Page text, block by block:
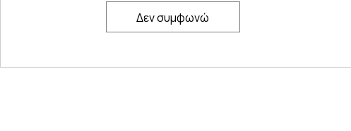
Δεν συμφωνώ